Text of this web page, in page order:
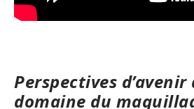
Perspectives d’avenir
domaine du